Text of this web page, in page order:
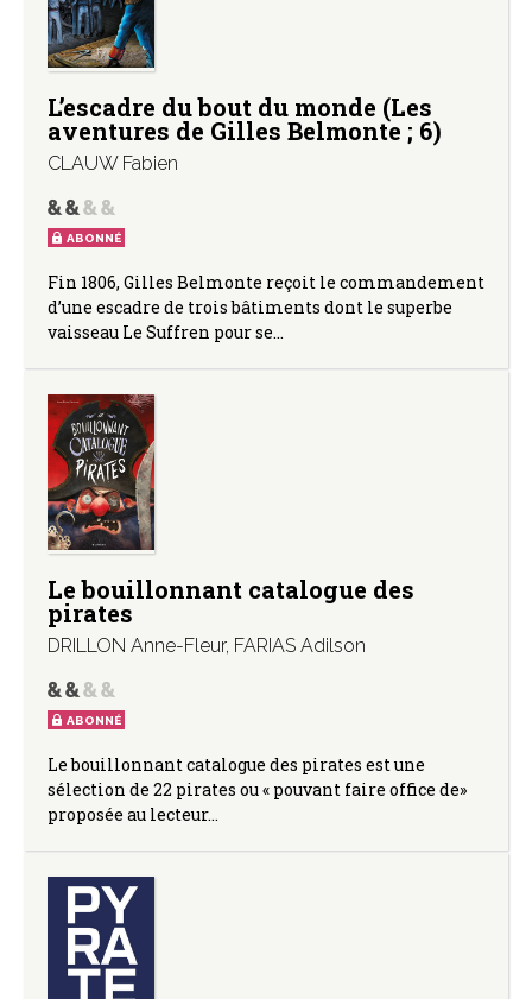
L’escadre du bout du monde (Les
aventures de Gilles Belmonte ; 6)
CLAUW Fabien
ABONNÉ
Fin 1806, Gilles Belmonte reçoit le commandement
d’une escadre de trois bâtiments dont le superbe
vaisseau Le Suffren pour se…
Le bouillonnant catalogue des
pirates
DRILLON Anne-Fleur, FARIAS Adilson
ABONNÉ
Le bouillonnant catalogue des pirates est une
sélection de 22 pirates ou « pouvant faire office de»
proposée au lecteur…